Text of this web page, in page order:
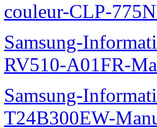
couleur-CLP-
Samsung-
RV510-A01FR-
Samsung-
T24B300EW-